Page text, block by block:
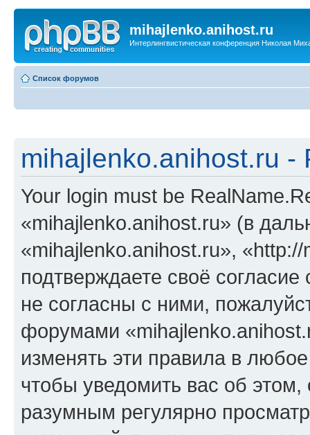
mihajlenko.anihost.ru
Интерлингвистическая конференция Николая
Список форумов
mihajlenko.anihost.ru -
Your login must be
«mihajlenko.anihost.ru» (в
«mihajlenko.anihost.ru»,
подтверждаете своё
не согласны с ними,
форумами
изменять эти правила в
чтобы уведомить вас об
разумным регулярно